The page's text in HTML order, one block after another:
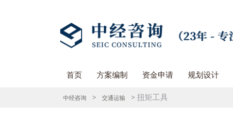
首页 方案编制 资金申请 规划设计
中经咨询 > 交通运输 > 扭矩工具